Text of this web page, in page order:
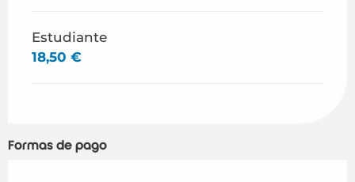
Estudiante
18,50 €
Formas de pago